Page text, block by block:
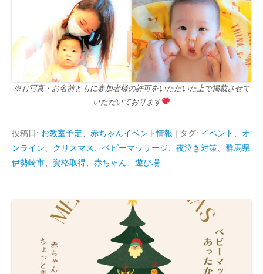
※お写真・お名前ともに参加者様の許可をいただいた上で掲載させて
いただいております
投稿日: お教室予定 赤ちゃんイベント情報 | タグ: イベント
オ
ンライン
クリスマス ベビーマッサージ 夜泣き対策
群馬県
伊勢崎市
資格取得 赤ちゃん 遊び場